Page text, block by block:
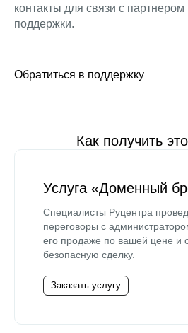
контакты для связи с
поддержки.
Обратиться в поддержку
Как получить
Услуга «Доменный
Специалисты Руцентра
переговоры с
его продаже по вашей цене и
безопасную сделку.
Заказать услугу